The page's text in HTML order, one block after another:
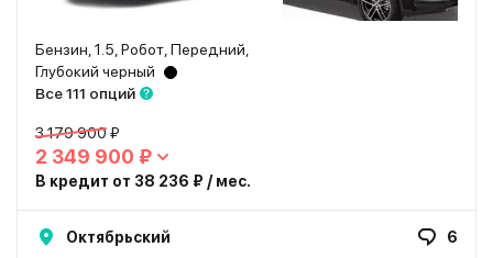
Бензин, 1.5, Робот, Передний,
Глубокий черный
Все 111 опций
3 179 900 ₽
2 349 900 ₽
В кредит от 38 236 ₽ / мес.
Октябрьский 6